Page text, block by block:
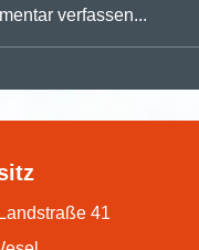
– mit der
Workflowengine
verfassen...
41